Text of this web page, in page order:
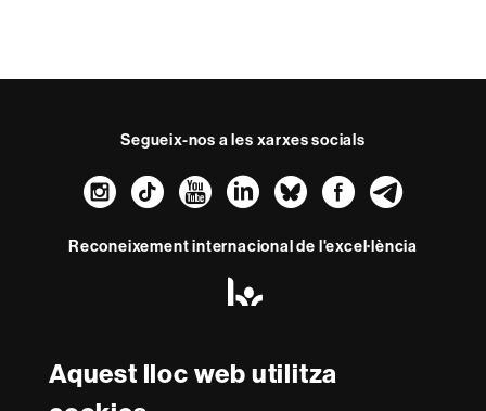
Aquest lloc web utilitza
Segueix-nos a les xarxes socials
Instagram
TikTokYouTube
LinkedIn
Bluesky
Reconeixement internacional de l'excel·lència
-
Euraxess
Amb el finançament de